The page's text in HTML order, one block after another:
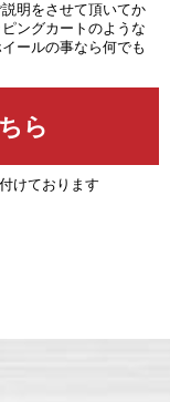
明をさせて頂いてか
ングカートのような
ールの事なら何でも
けております